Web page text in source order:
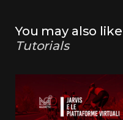
You may also
Tutorials